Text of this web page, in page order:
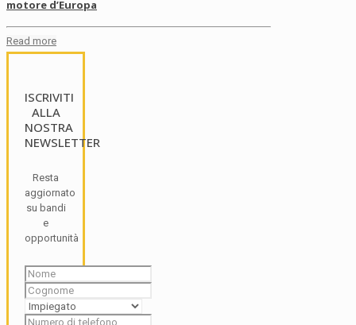
motore d’Europa
Read more
ISCRIVITI
ALLA
NOSTRA
NEWSLETTER
Resta
aggiornato
su bandi
e
opportunità